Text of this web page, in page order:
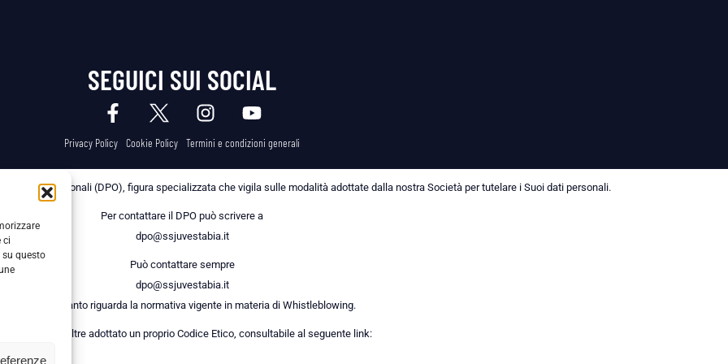
ci
questo
SEGUICI SUI SOCIAL
Privacy Policy Cookie Policy Termini e condizioni generali
dei Dati Personali (DPO), figura specializzata che vigila sulle modalità adottate dalla nostra Società per tutelare i Suoi dati personali.
Per contattare il DPO può scrivere a
dpo@ssjuvestabia.it
Può contattare sempre
dpo@ssjuvestabia.it
anche per quanto riguarda la normativa vigente in materia di Whistleblowing.
Società ha inoltre adottato un proprio Codice Etico, consultabile al seguente link: